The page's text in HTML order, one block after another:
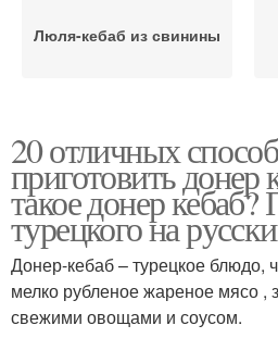
Люля-кебаб из свинины
Люля-кебаб из курицы
Люля-кебаб с сыром
20 отличных
приготовить донер
такое донер кебаб?
турецкого на
Донер-кебаб – турецкое блюдо,
мелко рубленое жареное мясо ,
свежими овощами и соусом.